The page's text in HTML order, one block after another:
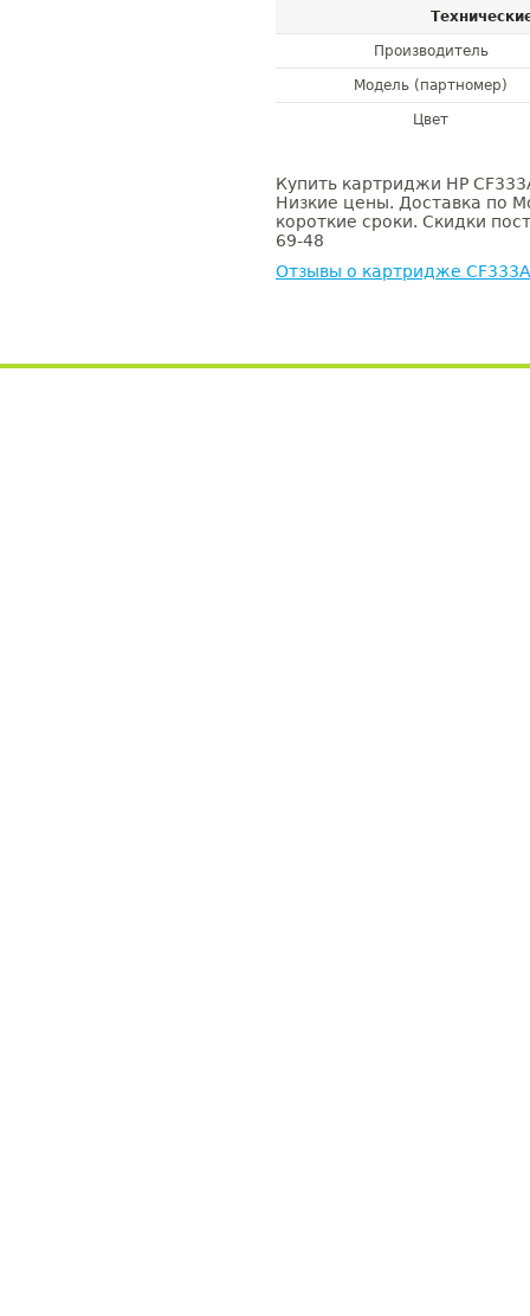
Производитель
Модель (партномер)
Цвет
Купить картриджи HP
Низкие цены. Доставка по
короткие сроки. Скидки
69-48
Отзывы о картридже